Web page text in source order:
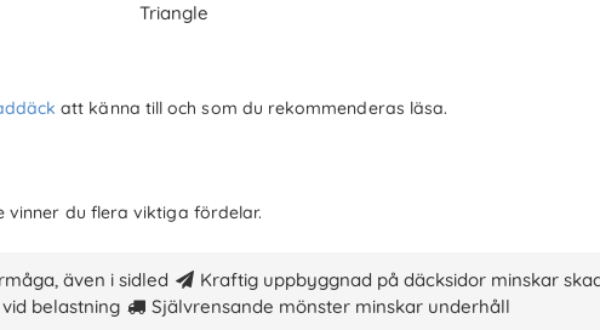
Triangle
att känna till och som du rekommenderas läsa.
du flera viktiga fördelar.
även i sidled
Kraftig uppbyggnad på däcksidor minskar
belastning
Självrensande mönster minskar underhåll